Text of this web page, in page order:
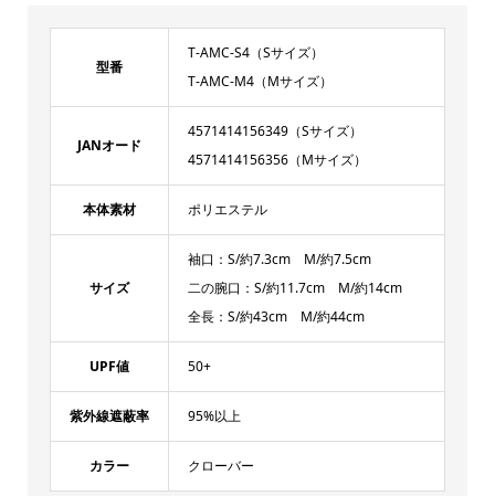
型番
T-AMC-S4（Sサイズ）
T-AMC-M4（Mサイズ）
JANオード
4571414156349（Sサイズ）
4571414156356（Mサイズ）
本体素材 ポリエステル
サイズ
袖口：S/約7.3cm M/約7.5cm
二の腕口：S/約11.7cm M/約14cm
全長：S/約43cm M/約44cm
UPF値 50+
紫外線遮蔽率 95%以上
カラー クローバー